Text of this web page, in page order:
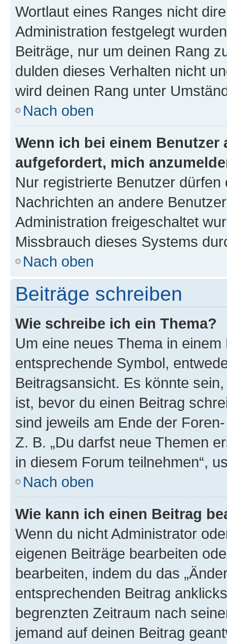
Wortlaut eines Ranges nicht
Administration festgelegt
Beiträge, nur um deinen Rang
dulden dieses Verhalten nicht
wird deinen Rang unter
Nach oben
Wenn ich bei einem
aufgefordert, mich
Nur registrierte Benutzer
Nachrichten an andere
Administration freigeschaltet
Missbrauch dieses Systems
Nach oben
Beiträge schreiben
Wie schreibe ich ein Thema?
Um eine neues Thema in
entsprechende Symbol,
Beitragsansicht. Es könnte
ist, bevor du einen Beitrag
sind jeweils am Ende der
Z. B. „Du darfst neue Themen
in diesem Forum teilnehmen“,
Nach oben
Wie kann ich einen Beitrag
Wenn du nicht Administrator
eigenen Beiträge bearbeiten
bearbeiten, indem du das
entsprechenden Beitrag
begrenzten Zeitraum nach
jemand auf deinen Beitrag